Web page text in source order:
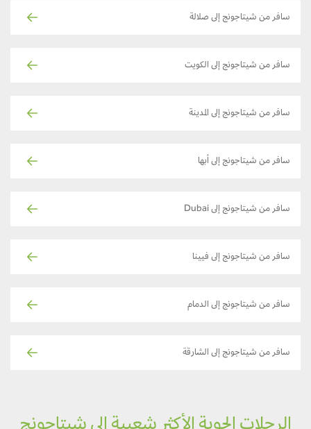
سافر من شيتاجونج إلى صلالة
سافر من شيتاجونج إلى الكويت
سافر من شيتاجونج إلى المدينة
سافر من شيتاجونج إلى أبها
سافر من شيتاجونج إلى Dubai
سافر من شيتاجونج إلى فيينا
سافر من شيتاجونج إلى الدمام
سافر من شيتاجونج إلى الشارقة